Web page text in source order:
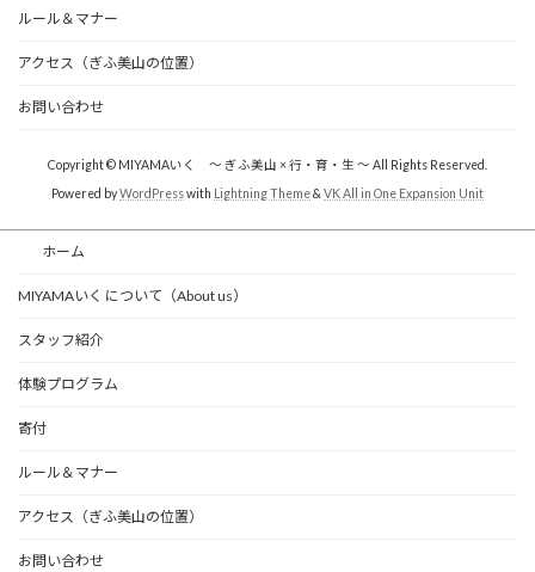
ルール＆マナー
アクセス（ぎふ美山の位置）
お問い合わせ
Copyright © MIYAMAいく ～ ぎふ美山 × 行・育・生 ～ All Rights Reserved.
Powered byWordPresswith Lightning Theme& VK All in One Expansion Unit
ホーム
MIYAMAいく について（About us）
スタッフ紹介
体験プログラム
寄付
ルール＆マナー
アクセス（ぎふ美山の位置）
お問い合わせ